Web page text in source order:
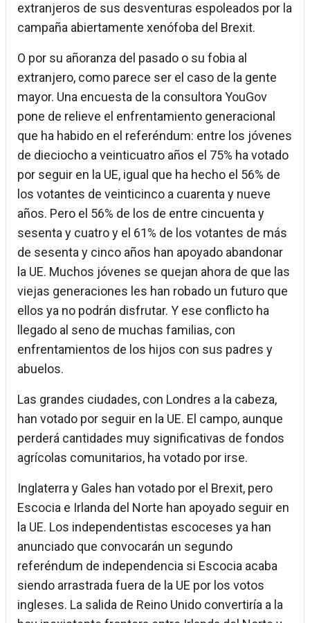
extranjeros de sus desventuras espoleados por la
campaña abiertamente xenófoba del Brexit.
O por su añoranza del pasado o su fobia al
extranjero, como parece ser el caso de la gente
mayor. Una encuesta de la consultora YouGov
pone de relieve el enfrentamiento generacional
que ha habido en el referéndum: entre los jóvenes
de dieciocho a veinticuatro años el 75% ha votado
por seguir en la UE, igual que ha hecho el 56% de
los votantes de veinticinco a cuarenta y nueve
años. Pero el 56% de los de entre cincuenta y
sesenta y cuatro y el 61% de los votantes de más
de sesenta y cinco años han apoyado abandonar
la UE. Muchos jóvenes se quejan ahora de que las
viejas generaciones les han robado un futuro que
ellos ya no podrán disfrutar. Y ese conflicto ha
llegado al seno de muchas familias, con
enfrentamientos de los hijos con sus padres y
abuelos.
Las grandes ciudades, con Londres a la cabeza,
han votado por seguir en la UE. El campo, aunque
perderá cantidades muy significativas de fondos
agrícolas comunitarios, ha votado por irse.
Inglaterra y Gales han votado por el Brexit, pero
Escocia e Irlanda del Norte han apoyado seguir en
la UE. Los independentistas escoceses ya han
anunciado que convocarán un segundo
referéndum de independencia si Escocia acaba
siendo arrastrada fuera de la UE por los votos
ingleses. La salida de Reino Unido convertiría a la